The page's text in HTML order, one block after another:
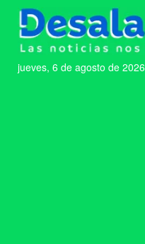
jueves, 6 de agosto de 2026